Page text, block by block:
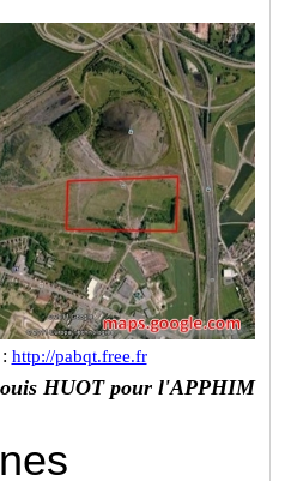
http://pabqt.free.fr
HUOT pour l'APPHIM